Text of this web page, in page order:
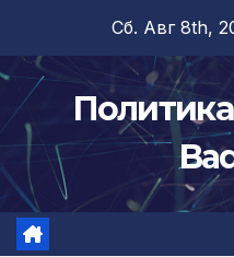
содержимому
Сб. Авг 8th,